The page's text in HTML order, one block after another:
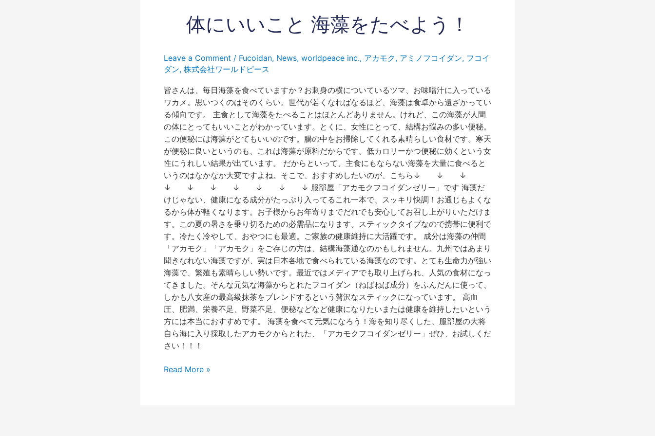
体にいいこと 海藻をたべよう！
Leave a Comment / Fucoidan, News, worldpeace inc., アカモク, アミノフコイダン, フコイ
ダン, 株式会社ワールドピース
皆さんは、毎日海藻を食べていますか？お刺身の横についているツマ、お味噌汁に入っている
ワカメ。思いつくのはそのくらい。世代が若くなればなるほど、海藻は食卓から遠ざかってい
る傾向です。 主食として海藻をたべることはほとんどありません。けれど、この海藻が人間
の体にとってもいいことがわかっています。とくに、女性にとって、結構お悩みの多い便秘。
この便秘には海藻がとてもいいのです。腸の中をお掃除してくれる素晴らしい食材です。寒天
が便秘に良いというのも、これは海藻が原料だからです。低カロリーかつ便秘に効くという女
性にうれしい結果が出ています。 だからといって、主食にもならない海藻を大量に食べると
いうのはなかなか大変ですよね。そこで、おすすめしたいのが、こちら↓ ↓ ↓
↓ ↓ ↓ ↓ ↓ ↓ ↓ 服部屋「アカモクフコイダンゼリー」です 海藻だ
けじゃない、健康になる成分がたっぷり入ってるこれ一本で、スッキリ快調！お通じもよくな
るから体が軽くなります。お子様からお年寄りまでだれでも安心してお召し上がりいただけま
す。この夏の暑さを乗り切るための必需品になります。スティックタイプなので携帯に便利で
す。冷たく冷やして、おやつにも最適。ご家族の健康維持に大活躍です。 成分は海藻の仲間
「アカモク」「アカモク」をご存じの方は、結構海藻通なのかもしれません。九州ではあまり
聞きなれない海藻ですが、実は日本各地で食べられている海藻なのです。とても生命力が強い
海藻で、繁殖も素晴らしい勢いです。最近ではメディアでも取り上げられ、人気の食材になっ
てきました。そんな元気な海藻からとれたフコイダン（ねばねば成分）をふんだんに使って、
しかも八女産の最高級抹茶をブレンドするという贅沢なスティックになっています。 高血
圧、肥満、栄養不足、野菜不足、便秘などなど健康になりたいまたは健康を維持したいという
方には本当におすすめです。 海藻を食べて元気になろう！海を知り尽くした、服部屋の大将
自ら海に入り採取したアカモクからとれた、「アカモクフコイダンゼリー」ぜひ、お試しくだ
さい！！！
い
こ
海
藻
を
た
べ
よ
う！
Read More »